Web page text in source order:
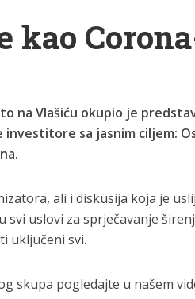
kao
na Vlašiću okupio je
sa jasnim ciljem:
ali i diskusija koja je
uslovi za sprječavanje
uključeni svi.
skupa pogledajte u našem